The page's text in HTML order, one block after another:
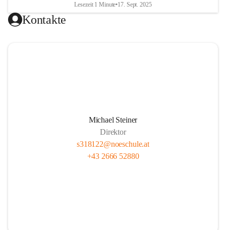
Lesezeit 1 Minute•17. Sept. 2025
Kontakte
Michael Steiner
Direktor
s318122@noeschule.at
+43 2666 52880